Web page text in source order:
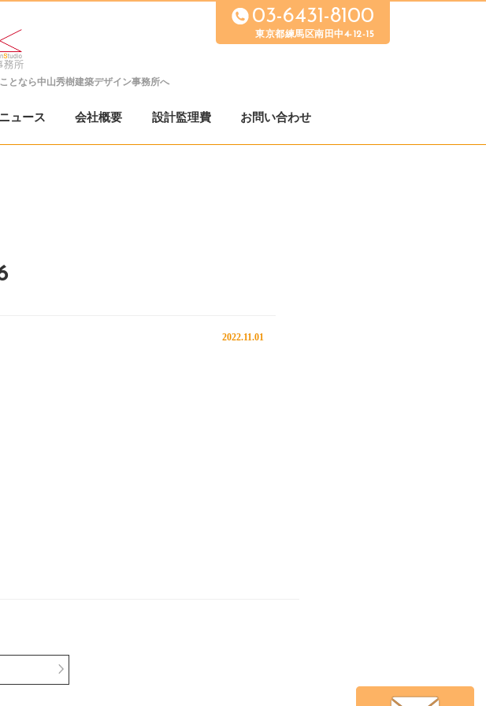
となら中山秀樹建築デザイン事務所へ
03-6431-8100
東京都練馬区南田中4-12-15
ニュース 会社概要 設計監理費 お問い合わせ
2022.11.01